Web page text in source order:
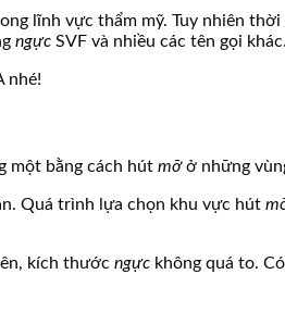
lĩnh vực thẩm mỹ. Tuy nhiên thời
ngực SVF và nhiều các tên gọi khác.
nhé!
một bằng cách hút mỡở những
Quá trình lựa chọn khu vực hút
kích thước ngực không quá to.